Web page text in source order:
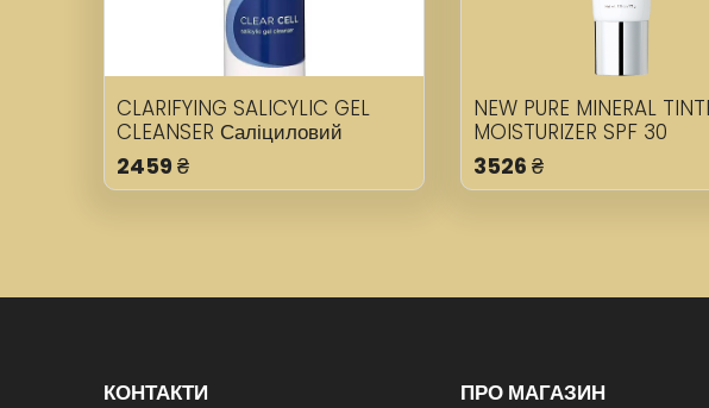
CLARIFYING SALICYLIC GEL
CLEANSER Саліциловий
очищувальний гель
2459 ₴
NEW PURE MINERAL
MOISTURIZER SPF 30
Мінеральний тонуючий
зволожувальний крем
3526 ₴
КОНТАКТИ ПРО МАГАЗИН